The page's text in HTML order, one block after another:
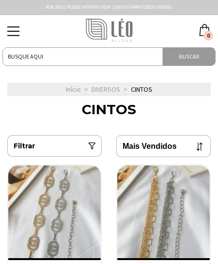
ATACADO | PEDIDO MÍNIMO R$99 | ENVIOS PARA TODO O BRASIL
BUSCAR
0
Início > DIVERSOS > CINTOS
CINTOS
Filtrar